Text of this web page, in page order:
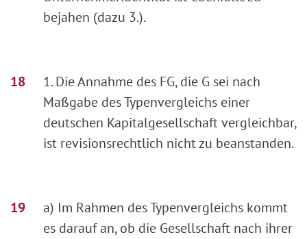
bejahen (dazu 3.).
1. Die Annahme des FG, die G sei nach
Maßgabe des Typenvergleichs einer
deutschen Kapitalgesellschaft vergleichbar,
ist revisionsrechtlich nicht zu beanstanden.
a) Im Rahmen des Typenvergleichs kommt
es darauf an, ob die Gesellschaft nach ihrer